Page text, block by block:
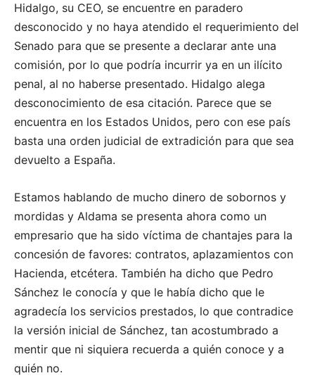
Hidalgo, su CEO, se encuentre en paradero
desconocido y no haya atendido el requerimiento del
Senado para que se presente a declarar ante una
comisión, por lo que podría incurrir ya en un ilícito
penal, al no haberse presentado. Hidalgo alega
desconocimiento de esa citación. Parece que se
encuentra en los Estados Unidos, pero con ese país
basta una orden judicial de extradición para que sea
devuelto a España.
Estamos hablando de mucho dinero de sobornos y
mordidas y Aldama se presenta ahora como un
empresario que ha sido víctima de chantajes para la
concesión de favores: contratos, aplazamientos con
Hacienda, etcétera. También ha dicho que Pedro
Sánchez le conocía y que le había dicho que le
agradecía los servicios prestados, lo que contradice
la versión inicial de Sánchez, tan acostumbrado a
mentir que ni siquiera recuerda a quién conoce y a
quién no.